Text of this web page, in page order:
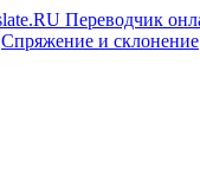
Спряжение и склонение